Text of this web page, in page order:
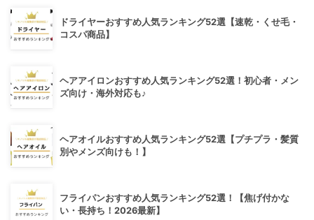
ドライヤーおすすめ人気ランキング52選【速乾・くせ毛・
コスパ商品】
ヘアアイロンおすすめ人気ランキング52選！初心者・メン
ズ向け・海外対応も♪
ヘアオイルおすすめ人気ランキング52選【プチプラ・髪質
別やメンズ向けも！】
フライパンおすすめ人気ランキング52選！【焦げ付かな
い・長持ち！2026最新】